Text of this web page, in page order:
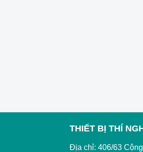
THIẾT BỊ THÍ
Địa chỉ: 406/63